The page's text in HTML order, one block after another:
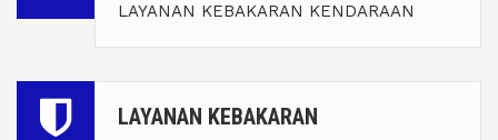
LAYANAN KEBAKARAN KENDARAAN
LAYANAN KEBAKARAN